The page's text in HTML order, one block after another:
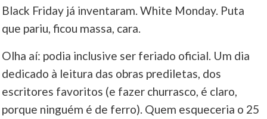
Black Friday já inventaram. White Monday. Puta
que pariu, ficou massa, cara.
Olha aí: podia inclusive ser feriado oficial. Um dia
dedicado à leitura das obras prediletas, dos
escritores favoritos (e fazer churrasco, é claro,
porque ninguém é de ferro). Quem esqueceria o 25